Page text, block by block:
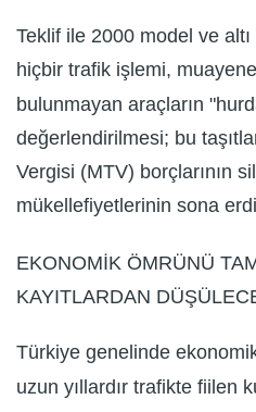
Teklif ile 2000 model ve
hiçbir trafik işlemi,
bulunmayan araçların
değerlendirilmesi; bu
Vergisi (MTV) borçlarının
mükellefiyetlerinin sona
EKONOMİK ÖMRÜNÜ
KAYITLARDAN
Türkiye genelinde
uzun yıllardır trafikte fiilen